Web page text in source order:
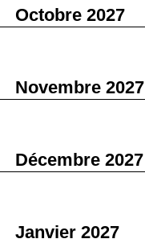
Octobre 2027
Novembre 2027
Décembre 2027
Janvier 2027